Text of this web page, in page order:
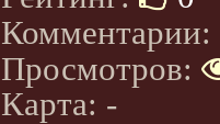
Комментарии:
Просмотров:
Карта: -